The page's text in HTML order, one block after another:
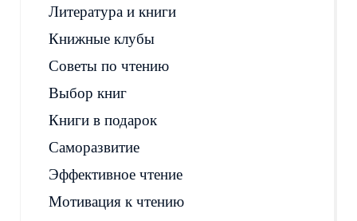
Литература и книги
Книжные клубы
Советы по чтению
Выбор книг
Книги в подарок
Саморазвитие
Эффективное чтение
Мотивация к чтению